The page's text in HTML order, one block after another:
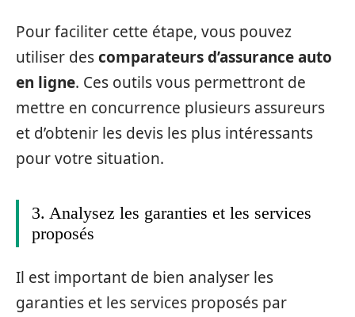
Pour faciliter cette étape, vous pouvez
utiliser descomparateurs d’assurance auto
en ligne. Ces outils vous permettront de
mettre en concurrence plusieurs assureurs
et d’obtenir les devis les plus intéressants
pour votre situation.
3. Analysez les garanties et les services
proposés
Il est important de bien analyser les
garanties et les services proposés par